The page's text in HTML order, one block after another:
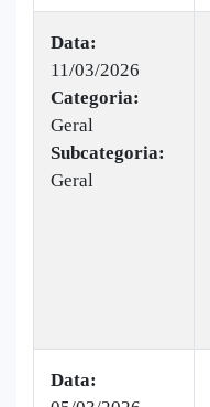
Data:
11/03/2026
Categoria:
Geral
Subcategoria:
Geral
Data: